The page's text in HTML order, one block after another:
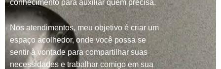
conhecimento para auxiliar quem precisa.
Nos atendimentos, meu objetivo é criar um
espaço acolhedor, onde você possa se
sentir à vontade para compartilhar suas
necessidades e trabalhar comigo em sua